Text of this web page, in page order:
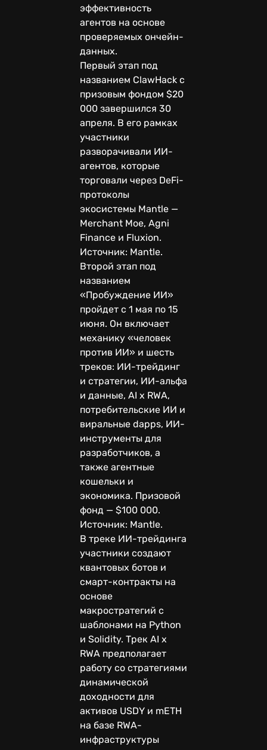
эффективность
агентов на основе
проверяемых ончейн-
данных.
Первый этап под
названием ClawHack с
призовым фондом $20
000 завершился 30
апреля. В его рамках
участники
разворачивали ИИ-
агентов, которые
торговали через DeFi-
протоколы
экосистемы Mantle —
Merchant Moe, Agni
Finance и Fluxion.
Источник: Mantle.
Второй этап под
названием
«Пробуждение ИИ»‎
пройдет с 1 мая по 15
июня. Он включает
механику «человек
против ИИ» и шесть
треков: ИИ-трейдинг
и стратегии, ИИ-альфа
и данные, AI x RWA,
потребительские ИИ и
виральные dapps, ИИ-
инструменты для
разработчиков, а
также агентные
кошельки и
экономика. Призовой
фонд — $100 000.
Источник: Mantle.
В треке ИИ-трейдинга
участники создают
квантовых ботов и
смарт-контракты на
основе
макростратегий с
шаблонами на Python
и Solidity. Трек AI x
RWA предполагает
работу со стратегиями
динамической
доходности для
активов USDY и mETH
на базе RWA-
инфраструктуры